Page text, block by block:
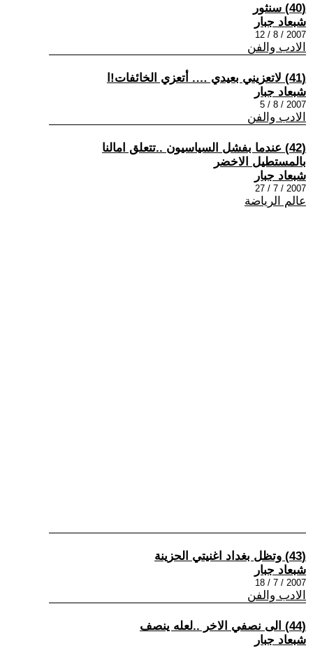
(40) سنثور
شبعاد جبار
2007 / 8 / 12
الادب والفن
(41) لاتعزيني بعيدي …. أتعزي الخائفات!ا
شبعاد جبار
2007 / 8 / 5
الادب والفن
(42) عندما بفشل السياسيون ..تتعلق امالنا
بالمستطيل الاخضر
شبعاد جبار
2007 / 7 / 27
عالم الرياضة
(43) وتظل بغداد اغنيتي الحزينة
شبعاد جبار
2007 / 7 / 18
الادب والفن
(44) الى نصفي الاخر ..لعله ينصف
شبعاد جبار